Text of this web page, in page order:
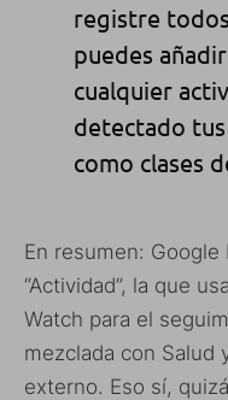
registre
puedes
cualquier
detectado tus
como clases
En resumen:
“Actividad”, la que
Watch para el
mezclada con Salud
externo. Eso sí,